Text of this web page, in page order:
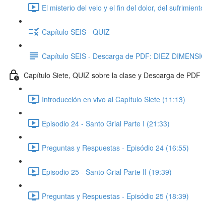
El misterio del velo y el fin del dolor, del
Capítulo SEIS - QUIZ
Capítulo SEIS - Descarga de PDF: DIEZ
Capítulo Siete, QUIZ sobre la clase y Descarga de PDF
Introducción en vivo al Capítulo Siete (11:13)
Episodio 24 - Santo Grial Parte I (21:33)
Preguntas y Respuestas - Episódio 24 (16:55)
Episodio 25 - Santo Grial Parte II (19:39)
Preguntas y Respuestas - Episódio 25 (18:39)